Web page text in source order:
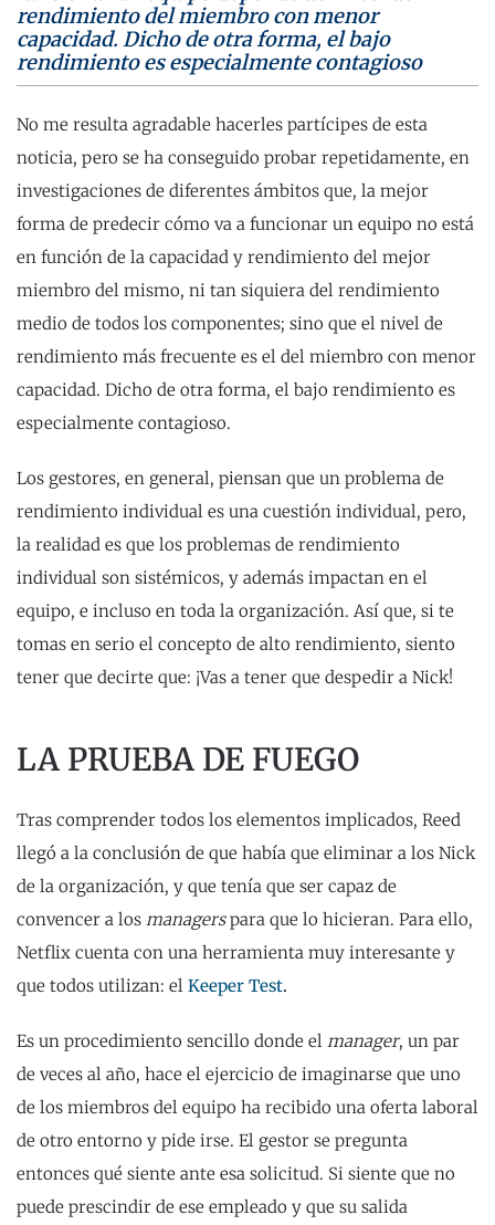
rendimiento del miembro con menor
capacidad. Dicho de otra forma, el bajo
rendimiento es especialmente contagioso
No me resulta agradable hacerles partícipes de esta
noticia, pero se ha conseguido probar repetidamente, en
investigaciones de diferentes ámbitos que, la mejor
forma de predecir cómo va a funcionar un equipo no está
en función de la capacidad y rendimiento del mejor
miembro del mismo, ni tan siquiera del rendimiento
medio de todos los componentes; sino que el nivel de
rendimiento más frecuente es el del miembro con menor
capacidad. Dicho de otra forma, el bajo rendimiento es
especialmente contagioso.
Los gestores, en general, piensan que un problema de
rendimiento individual es una cuestión individual, pero,
la realidad es que los problemas de rendimiento
individual son sistémicos, y además impactan en el
equipo, e incluso en toda la organización. Así que, si te
tomas en serio el concepto de alto rendimiento, siento
tener que decirte que: ¡Vas a tener que despedir a Nick!
LA PRUEBA DE FUEGO
Tras comprender todos los elementos implicados, Reed
llegó a la conclusión de que había que eliminar a los Nick
de la organización, y que tenía que ser capaz de
convencer a los managerspara que lo hicieran. Para ello,
Netflix cuenta con una herramienta muy interesante y
que todos utilizan: el Keeper Test.
Es un procedimiento sencillo donde el manager, un par
de veces al año, hace el ejercicio de imaginarse que uno
de los miembros del equipo ha recibido una oferta laboral
de otro entorno y pide irse. El gestor se pregunta
entonces qué siente ante esa solicitud. Si siente que no
puede prescindir de ese empleado y que su salida